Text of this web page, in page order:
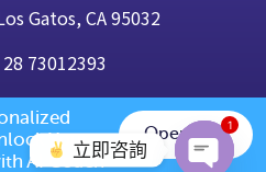
Gatos, CA 95032
73012393
立即咨詢
1
Your
AI Coach
Open App